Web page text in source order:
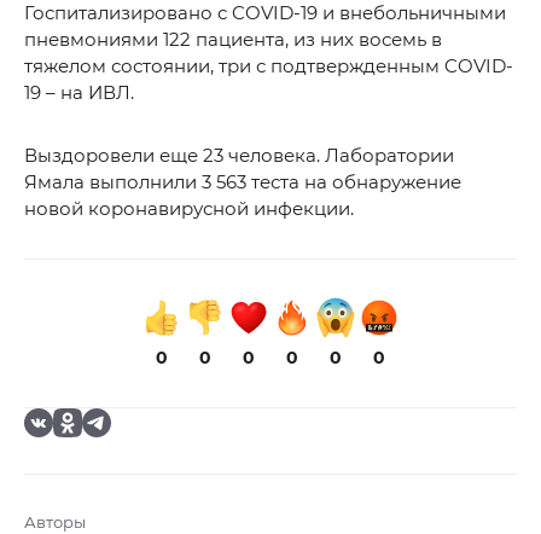
Госпитализировано с COVID-19 и внебольничными
пневмониями 122 пациента, из них восемь в
тяжелом состоянии, три с подтвержденным COVID-
19 – на ИВЛ.
Выздоровели еще 23 человека. Лаборатории
Ямала выполнили 3 563 теста на обнаружение
новой коронавирусной инфекции.
0 0 0 0 0 0
Авторы